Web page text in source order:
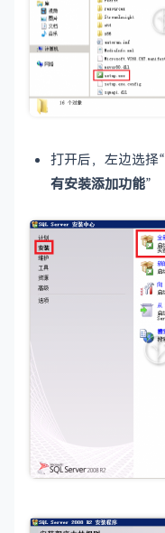
打开后，左边选择“
有安装添加功能”